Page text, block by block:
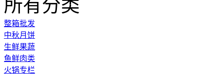
所有分类
整箱批发
中秋月饼
生鲜果蔬
鱼鲜肉类
火锅专栏